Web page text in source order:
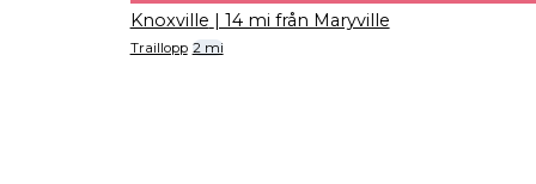
Knoxville | 14 mi från Maryville
Traillopp 2 mi